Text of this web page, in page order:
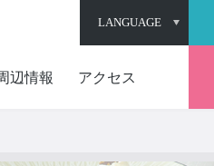
辺情報 アクセス
LANGUAGE